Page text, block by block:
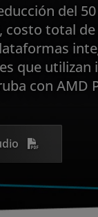
del
costo total
que
con AMD